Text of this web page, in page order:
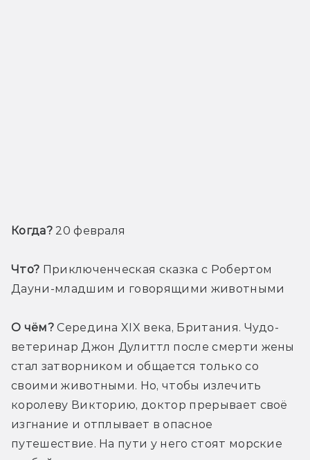
Когда? 20 февраля
Что? Приключенческая сказка с Робертом
Дауни-младшим и говорящими животными
О чём? Середина XIX века, Британия. Чудо-
ветеринар Джон Дулиттл после смерти жены
стал затворником и общается только со
своими животными. Но, чтобы излечить
королеву Викторию, доктор прерывает своё
изгнание и отплывает в опасное
путешествие. На пути у него стоят морские